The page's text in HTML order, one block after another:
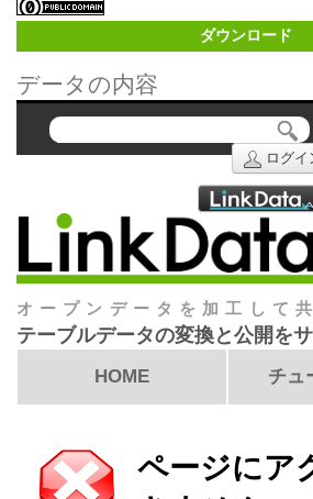
ダウンロード
データの内容
ログイ
オープンデータを加工して
テーブルデータの変換と公開を
HOME チュ
ページにア